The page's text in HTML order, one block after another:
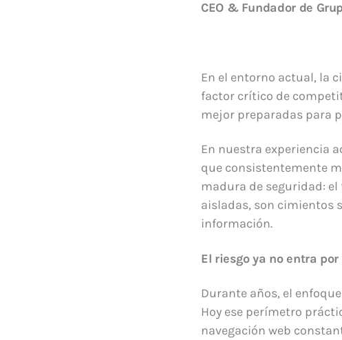
CEO & Fundador de
En el entorno actual, la
factor crítico de
mejor preparadas para
En nuestra experiencia
que consistentemente
madura de seguridad: el
aisladas, son cimientos
información.
El riesgo ya no entra
Durante años, el
Hoy ese perímetro
navegación web